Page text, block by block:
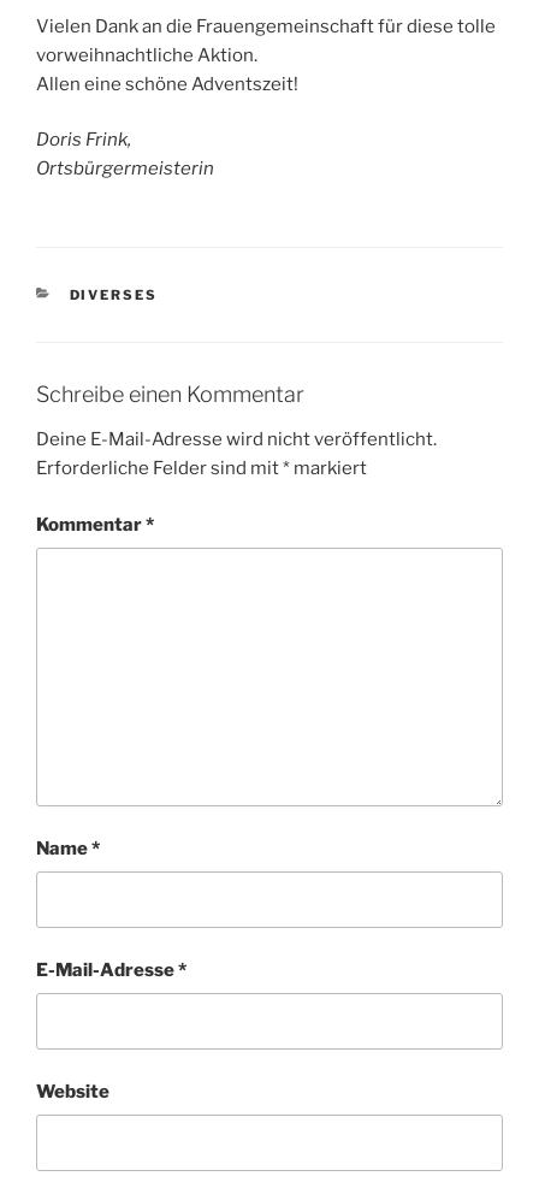
Vielen Dank an die Frauengemeinschaft für diese tolle
vorweihnachtliche Aktion.
Allen eine schöne Adventszeit!
Doris Frink,
Ortsbürgermeisterin
KATEGORIEN
DIVERSES
Schreibe einen Kommentar
Deine E-Mail-Adresse wird nicht veröffentlicht.
Erforderliche Felder sind mit* markiert
Kommentar*
Name*
E-Mail-Adresse*
Website